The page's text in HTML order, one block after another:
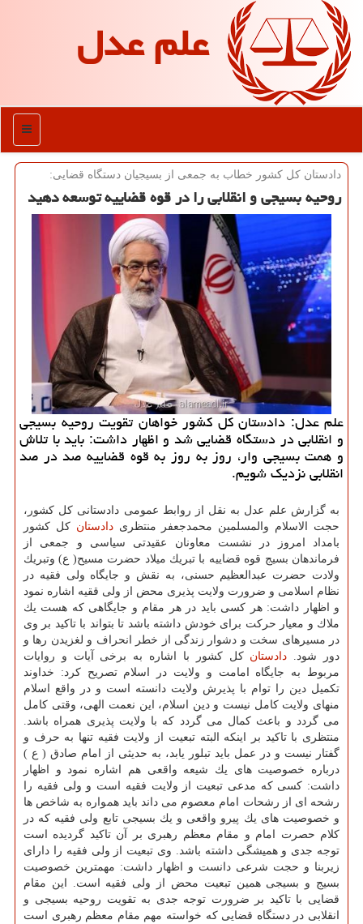
علم عدل
منو
دادستان كل كشور خطاب به جمعی از بسیجیان دستگاه قضایی:
روحیه بسیجی و انقلابی را در قوه قضاییه توسعه دهید
علم عدل: دادستان كل كشور خواهان تقویت روحیه بسیجی
و انقلابی در دستگاه قضایی شد و اظهار داشت: باید با تلاش
و همت بسیجی وار، روز به روز به قوه قضاییه صد در صد
انقلابی نزدیك شویم.
به گزارش علم عدل به نقل از روابط عمومی دادستانی كل كشور،
حجت الاسلام والمسلمین محمدجعفر منتظریدادستان كل كشور
بامداد امروز در نشست معاونان عقیدتی سیاسی و جمعی از
فرماندهان بسیج قوه قضاییه با تبریك میلاد حضرت مسیح( ع) وتبریك
ولادت حضرت عبدالعظیم حسنی، به نقش و جایگاه ولی فقیه در
نظام اسلامی و ضرورت ولایت پذیری محض از ولی ققیه اشاره نمود
و اظهار داشت: هر كسی باید در هر مقام و جایگاهی كه هست یك
ملاك و معیار حركت برای خودش داشته باشد تا بتواند با تاكید بر وی
در مسیرهای سخت و دشوار زندگی از خطر انحراف و لغزیدن رها و
دور شود. دادستان كل كشور با اشاره به برخی آیات و روایات
مربوط به جایگاه امامت و ولایت در اسلام تصریح كرد: خداوند
تكمیل دین را توام با پذیرش ولایت دانسته است و در واقع اسلام
منهای ولایت كامل نیست و دین اسلام، این نعمت الهی، وقتی كامل
می گردد و باعث كمال می گردد كه با ولایت پذیری همراه باشد.
منتظری با تاكید بر اینكه البته تبعیت از ولایت فقیه تنها به حرف و
گفتار نیست و در عمل باید تبلور یابد، به حدیثی از امام صادق ( ع )
درباره خصوصیت های یك شیعه واقعی هم اشاره نمود و اظهار
داشت: كسی كه مدعی تبعیت از ولایت فقیه است و ولی فقیه را
رشحه ای از رشحات امام معصوم می داند باید همواره به شاخص ها
و خصوصیت های یك پیرو واقعی و یك بسیجی تابع ولی فقیه كه در
كلام حصرت امام و مقام معظم رهبری بر آن تاكید گردیده است
توجه جدی و همیشگی داشته باشد. وی تبعیت از ولی فقیه را دارای
زیربنا و حجت شرعی دانست و اظهار داشت: مهمترین خصوصیت
بسیج و بسیجی همین تبعیت محض از ولی فقیه است. این مقام
قضایی با تاكید بر ضرورت توجه جدی به تقویت روحیه بسیجی و
انقلابی در دستگاه قضایی كه خواسته مهم مقام معظم رهبری است